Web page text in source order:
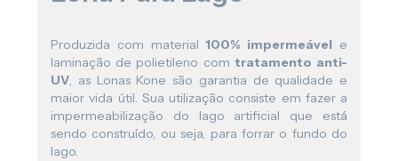
Produzida com material100% impermeável e
laminação de polietileno com tratamento anti-
UV, as Lonas Kone são garantia de qualidade e
maior vida útil. Sua utilização consiste em fazer a
impermeabilização do lago artificial que está
sendo construído, ou seja, para forrar o fundo do
lago.